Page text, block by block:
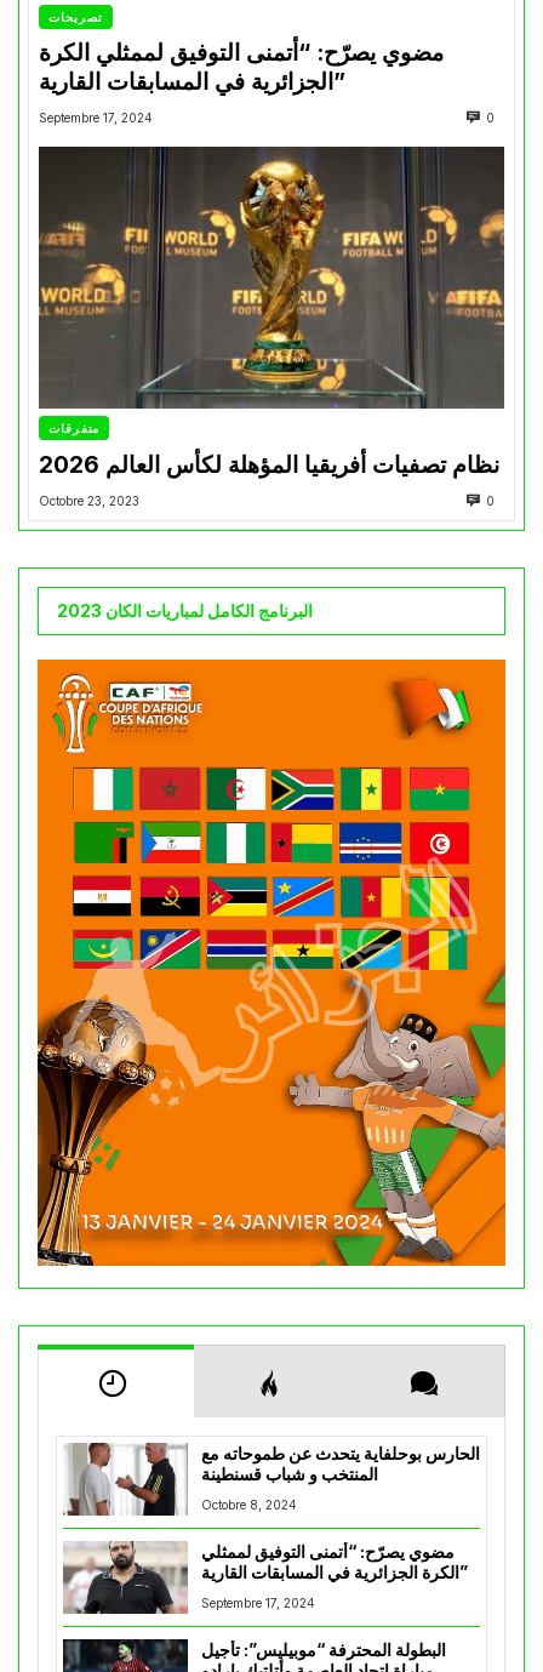
تصريحات
مضوي يصرّح: “أتمنى التوفيق لممثلي الكرة
الجزائرية في المسابقات القارية”
Septembre 17, 2024 0
متفرقات
نظام تصفيات أفريقيا المؤهلة لكأس العالم 2026
Octobre 23, 2023 0
البرنامج الكامل لمباريات الكان 2023
الحارس بوحلفاية يتحدث عن طموحاته مع
المنتخب و شباب قسنطينة
Octobre 8, 2024
مضوي يصرّح: “أتمنى التوفيق لممثلي
الكرة الجزائرية في المسابقات القارية”
Septembre 17, 2024
البطولة المحترفة “موبيليس”: تأجيل